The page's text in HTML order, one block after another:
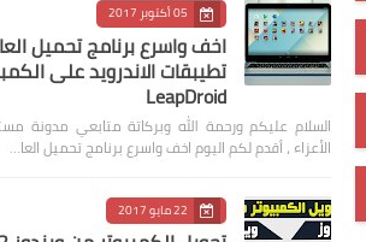
05 أكتوبر 2017
اخف واسرع برنامج تحميل
تطيبقات الاندرويد على
LeapDroid
السلام عليكم ورحمة الله وبركاتة متابعي مدونة
الأعزاء ، أقدم لكم اليوم اخف واسرع برنامج تحميل العا…
22 مايو 2017